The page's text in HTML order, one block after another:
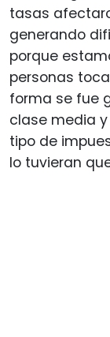
tasas
generando
porque
personas
forma se fue
clase media
tipo de
lo tuvieran